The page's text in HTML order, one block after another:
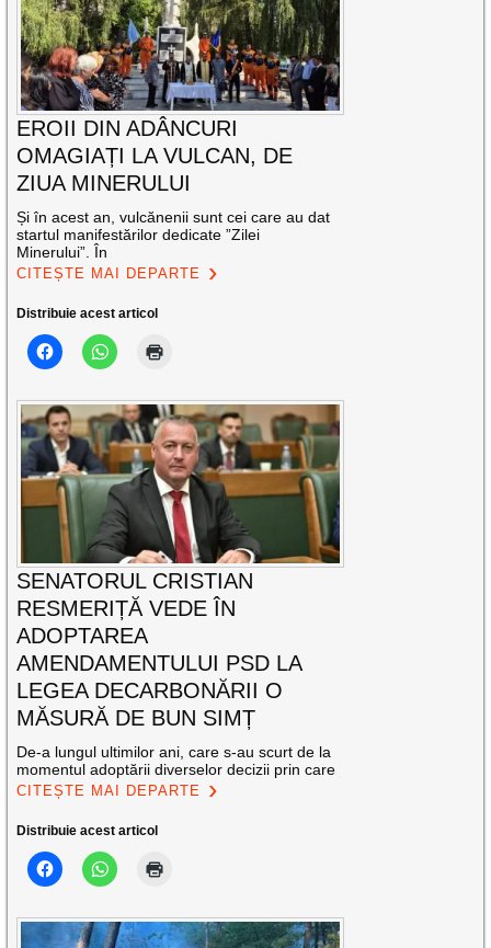
EROII DIN ADÂNCURI
OMAGIAȚI LA VULCAN, DE
ZIUA MINERULUI
Și în acest an, vulcănenii sunt cei care au dat
startul manifestărilor dedicate ”Zilei
Minerului”. În
CITEȘTE MAI DEPARTE
Distribuie acest articol
SENATORUL CRISTIAN
RESMERIȚĂ VEDE ÎN
ADOPTAREA
AMENDAMENTULUI PSD LA
LEGEA DECARBONĂRII O
MĂSURĂ DE BUN SIMȚ
De-a lungul ultimilor ani, care s-au scurt de la
momentul adoptării diverselor decizii prin care
CITEȘTE MAI DEPARTE
Distribuie acest articol